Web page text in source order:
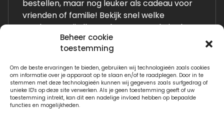
Beheer cookie
toestemming
Om de beste ervaringen te bieden, gebruiken wij technologieën zoals cookies
om informatie over je apparaat op te slaan en/of te raadplegen. Door in te
stemmen met deze technologieën kunnen wij gegevens zoals surfgedrag of
unieke ID's op deze site verwerken. Als je geen toestemming geeft of uw
toestemming intrekt, kan dit een nadelige invloed hebben op bepaalde
functies en mogelijkheden.
bestellen, maar nog leuker als cadeau voor
vrienden of familie! Bekijk snel welke
producten wij allemaal op onze website laten
Links:
Fotogeschenken.nl
Watervilla.nl